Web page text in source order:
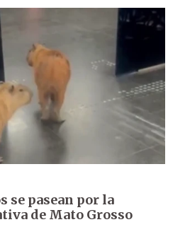
se pasean por la
de Mato Grosso